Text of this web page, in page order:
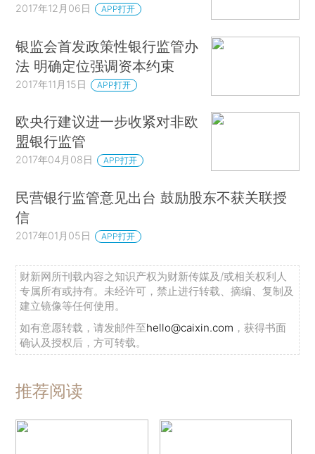
2017年12月06日 APP打开
银监会首发政策性银行监管办
法 明确定位强调资本约束
2017年11月15日 APP打开
欧央行建议进一步收紧对非欧
盟银行监管
2017年04月08日 APP打开
民营银行监管意见出台 鼓励股东不获关联授
信
2017年01月05日 APP打开
财新网所刊载内容之知识产权为财新传媒及/或相关权利人
专属所有或持有。未经许可，禁止进行转载、摘编、复制及
建立镜像等任何使用。
如有意愿转载，请发邮件至hello@caixin.com ，获得书面
确认及授权后，方可转载。
推荐阅读